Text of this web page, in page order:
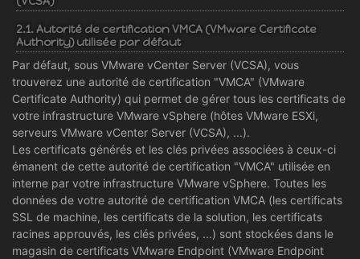
2.1. Autorité de certification VMCA (VMware Certificate
Authority) utilisée par défaut
Par défaut, sous VMware vCenter Server (VCSA), vous
trouverez une autorité de certification "VMCA" (VMware
Certificate Authority) qui permet de gérer tous les certificats de
votre infrastructure VMware vSphere (hôtes VMware ESXi,
serveurs VMware vCenter Server (VCSA), ...).
Les certificats générés et les clés privées associées à ceux-ci
émanent de cette autorité de certification "VMCA" utilisée en
interne par votre infrastructure VMware vSphere. Toutes les
données de votre autorité de certification VMCA (les certificats
SSL de machine, les certificats de la solution, les certificats
racines approuvés, les clés privées, ...) sont stockées dans le
magasin de certificats VMware Endpoint (VMware Endpoint